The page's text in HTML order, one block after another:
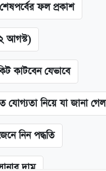
শেষপর্বের ফল প্রকাশ
আগস্ট)
কাটবেন যেভাবে
যোগ্যতা নিয়ে যা জানা গেল
নিন পদ্ধতি
দাম